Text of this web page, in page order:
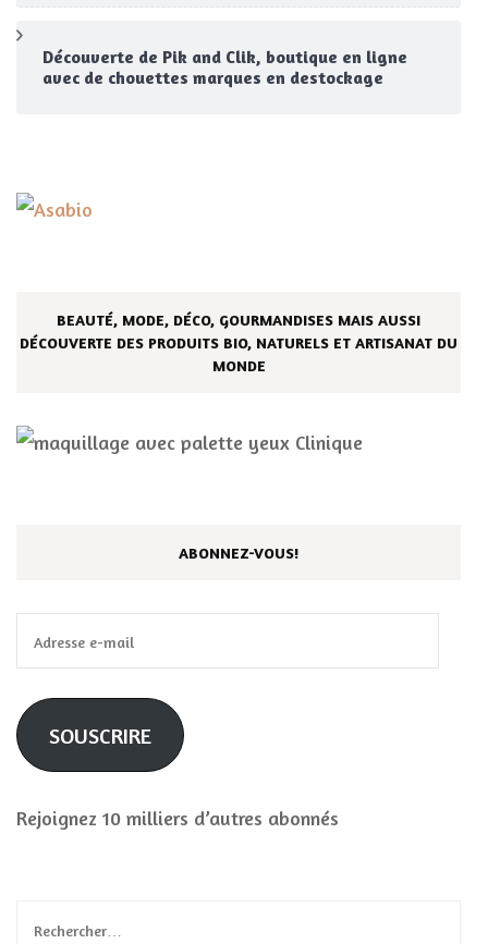
Découverte de Pik and Clik, boutique en ligne
avec de chouettes marques en destockage
BEAUTÉ, MODE, DÉCO, GOURMANDISES MAIS AUSSI
DÉCOUVERTE DES PRODUITS BIO, NATURELS ET ARTISANAT DU
MONDE
ABONNEZ-VOUS!
e-
mail
SOUSCRIRE
Rejoignez 10 milliers d’autres abonnés
Rechercher :